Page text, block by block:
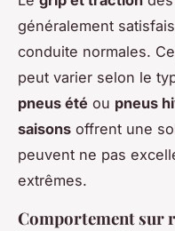
généralement
conduite normales.
peut varier selon le
pneus été ou pneus
saisons offrent une
peuvent ne pas
extrêmes.
Comportement sur